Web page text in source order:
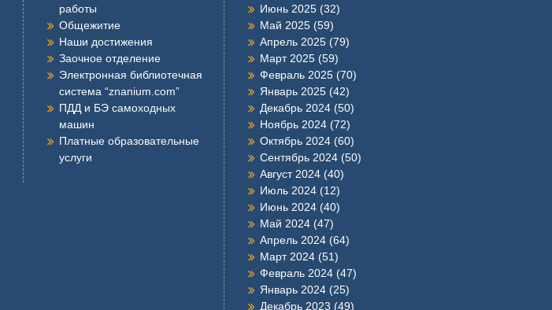
работы
Общежитие
Наши достижения
Заочное отделение
Электронная библиотечная
система “znanium.com”
ПДД и БЭ самоходных
машин
Платные образовательные
услуги
Июнь 2025 (32)
Май 2025 (59)
Апрель 2025 (79)
Март 2025 (59)
Февраль 2025 (70)
Январь 2025 (42)
Декабрь 2024 (50)
Ноябрь 2024 (72)
Октябрь 2024 (60)
Сентябрь 2024 (50)
Август 2024 (40)
Июль 2024 (12)
Июнь 2024 (40)
Май 2024 (47)
Апрель 2024 (64)
Март 2024 (51)
Февраль 2024 (47)
Январь 2024 (25)
Декабрь 2023 (49)